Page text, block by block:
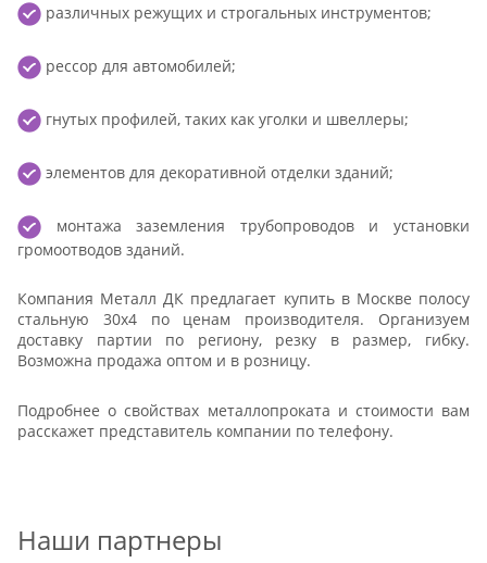
различных режущих и строгальных инструментов;
рессор для автомобилей;
гнутых профилей, таких как уголки и швеллеры;
элементов для декоративной отделки зданий;
монтажа заземления трубопроводов и установки
громоотводов зданий.
Компания Металл ДК предлагает купить в Москве полосу
стальную 30x4 по ценам производителя. Организуем
доставку партии по региону, резку в размер, гибку.
Возможна продажа оптом и в розницу.
Подробнее о свойствах металлопроката и стоимости вам
расскажет представитель компании по телефону.
Наши партнеры